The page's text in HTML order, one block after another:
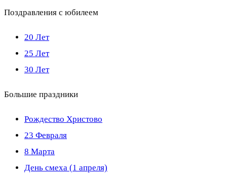
Поздравления с юбилеем
20 Лет
25 Лет
30 Лет
Большие праздники
Рождество Христово
23 Февраля
8 Марта
День смеха (1 апреля)